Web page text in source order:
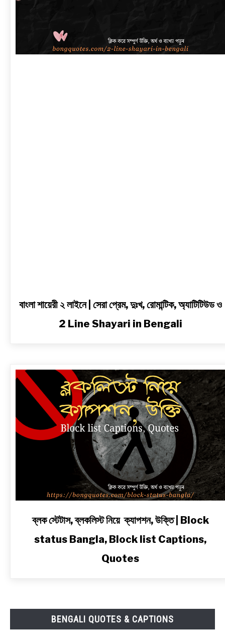
বাংলা শায়েরী ২ লাইনে | সেরা প্রেম, দুঃখ, রোমান্টিক, অ্যাটিটিউড ও
2 Line Shayari in Bengali
ব্লক স্টেটাস, ব্লকলিস্ট নিয়ে ক্যাপশন, উক্তি | Block
status Bangla, Block list Captions,
Quotes
BENGALI QUOTES & CAPTIONS